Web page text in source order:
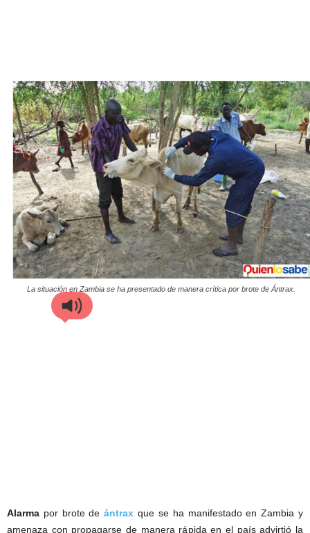
La situación en Zambia se ha presentado de manera crítica por brote de Ántrax.
Alarma por brote deántrax que se ha manifestado en Zambia y
amenaza con propagarse de manera rápida en el país advirtió la